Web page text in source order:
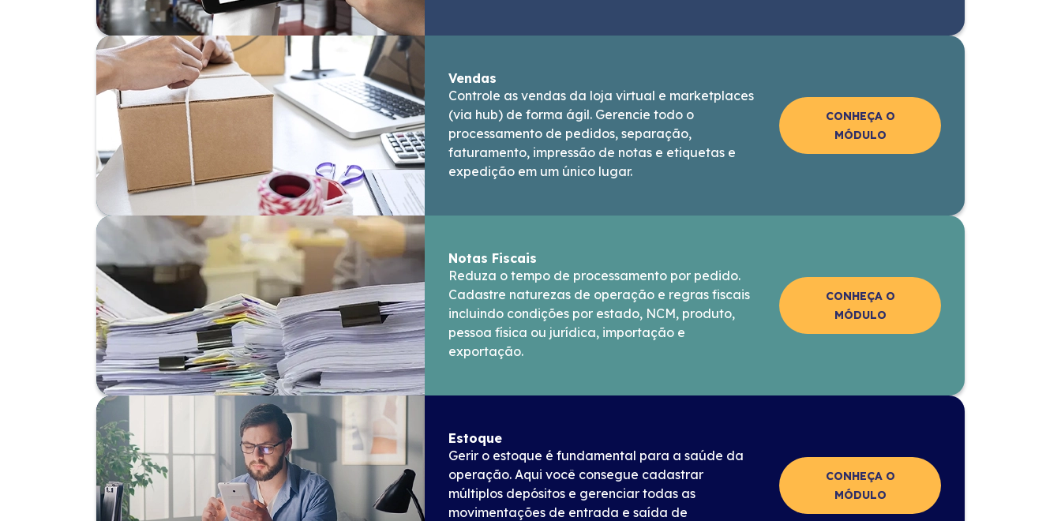
Vendas
Controle as vendas da loja virtual e marketplaces
(via hub) de forma ágil. Gerencie todo o
processamento de pedidos, separação,
faturamento, impressão de notas e etiquetas e
expedição em um único lugar.
CONHEÇA O
MÓDULO
Notas Fiscais
Reduza o tempo de processamento por pedido.
Cadastre naturezas de operação e regras fiscais
incluindo condições por estado, NCM, produto,
pessoa física ou jurídica, importação e
exportação.
CONHEÇA O
MÓDULO
Estoque
Gerir o estoque é fundamental para a saúde da
operação. Aqui você consegue cadastrar
múltiplos depósitos e gerenciar todas as
movimentações de entrada e saída de
CONHEÇA O
MÓDULO